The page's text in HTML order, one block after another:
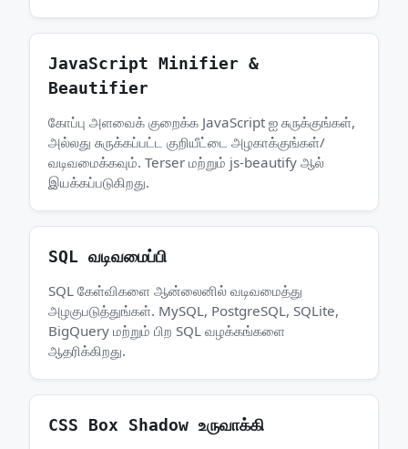
JavaScript Minifier &
Beautifier
கோப்பு அளவைக் குறைக்க JavaScript ஐ சுருக்குங்கள்,
அல்லது சுருக்கப்பட்ட குறியீட்டை அழகாக்குங்கள்/
வடிவமைக்கவும். Terser மற்றும் js-beautify ஆல்
இயக்கப்படுகிறது.
SQL வடிவமைப்பி
SQL கேள்விகளை ஆன்லைனில் வடிவமைத்து
அழகுபடுத்துங்கள். MySQL, PostgreSQL, SQLite,
BigQuery மற்றும் பிற SQL வழக்கங்களை
ஆதரிக்கிறது.
CSS Box Shadow உருவாக்கி